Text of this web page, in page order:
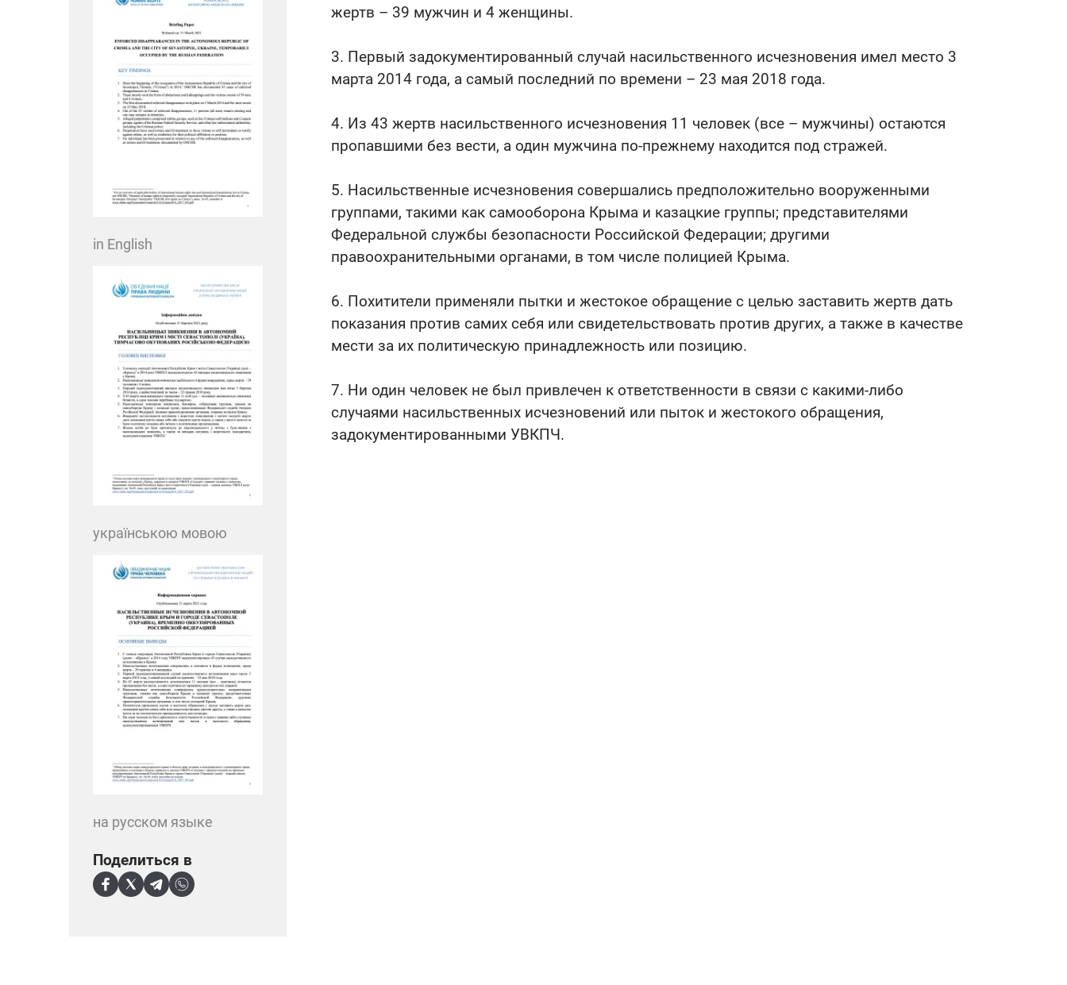
жертв – 39 мужчин и 4 женщины.
3. Первый задокументированный случай насильственного исчезновения имел место 3
марта 2014 года, а самый последний по времени – 23 мая 2018 года.
4. Из 43 жертв насильственного исчезновения 11 человек (все – мужчины) остаются
пропавшими без вести, а один мужчина по-прежнему находится под стражей.
5. Насильственные исчезновения совершались предположительно вооруженными
группами, такими как самооборона Крыма и казацкие группы; представителями
Федеральной службы безопасности Российской Федерации; другими
правоохранительными органами, в том числе полицией Крыма.
6. Похитители применяли пытки и жестокое обращение с целью заставить жертв дать
показания против самих себя или свидетельствовать против других, а также в качестве
мести за их политическую принадлежность или позицию.
7. Ни один человек не был привлечен к ответственности в связи с какими-либо
случаями насильственных исчезновений или пыток и жестокого обращения,
задокументированными УВКПЧ.
in English
українською мовою
на русском языке
Поделиться в